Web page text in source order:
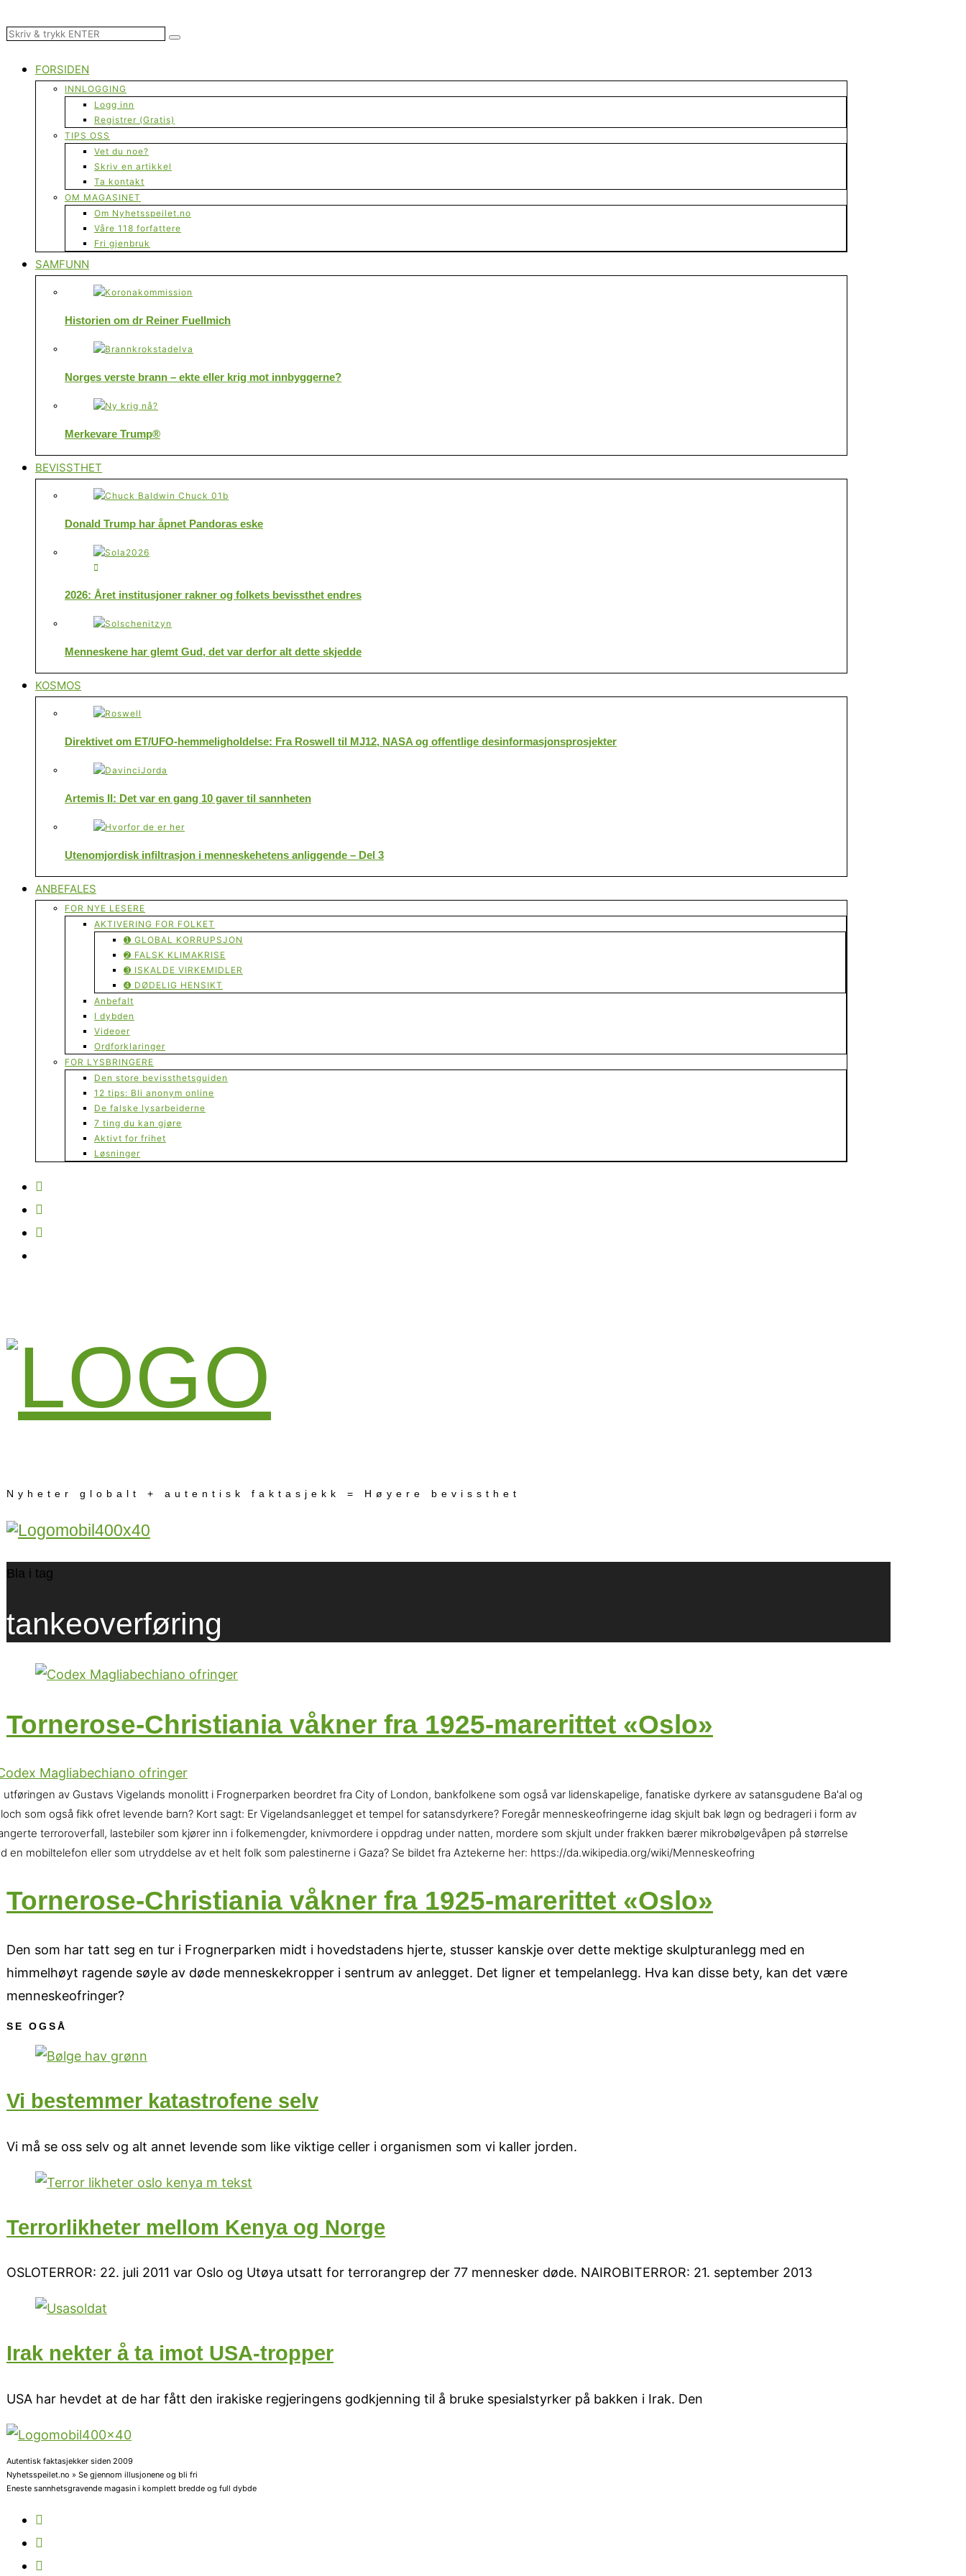
FORSIDEN
INNLOGGING
Logg inn
Registrer (Gratis)
TIPS OSS
Vet du noe?
Skriv en artikkel
Ta kontakt
OM MAGASINET
Om Nyhetsspeilet.no
Våre 118 forfattere
Fri gjenbruk
SAMFUNN
Historien om dr Reiner Fuellmich
Norges verste brann – ekte eller krig mot innbyggerne?
Merkevare Trump®
BEVISSTHET
Donald Trump har åpnet Pandoras eske
2026: Året institusjoner rakner og folkets bevissthet endres
Menneskene har glemt Gud, det var derfor alt dette skjedde
KOSMOS
Direktivet om ET/UFO-hemmeligholdelse: Fra Roswell til MJ12, NASA og offentlige desinformasjonsprosjekter
Artemis II: Det var en gang 10 gaver til sannheten
Utenomjordisk infiltrasjon i menneskehetens anliggende – Del 3
ANBEFALES
FOR NYE LESERE
AKTIVERING FOR FOLKET
➊ GLOBAL KORRUPSJON
➋ FALSK KLIMAKRISE
➌ ISKALDE VIRKEMIDLER
➍ DØDELIG HENSIKT
Anbefalt
I dybden
Videoer
Ordforklaringer
FOR LYSBRINGERE
Den store bevissthetsguiden
12 tips: Bli anonym online
De falske lysarbeiderne
7 ting du kan gjøre
Aktivt for frihet
Løsninger
Nyheter globalt + autentisk faktasjekk = Høyere bevissthet
Bla i tag
tankeoverføring
Tornerose-Christiania våkner fra 1925-marerittet «Oslo»
utføringen av Gustavs Vigelands monolitt i Frognerparken beordret fra City of London, bankfolkene som også var lidenskapelige, fanatiske dyrkere av satansgudene Ba'al og
som også fikk ofret levende barn? Kort sagt: Er Vigelandsanlegget et tempel for satansdyrkere? Foregår menneskeofringerne idag skjult bak løgn og bedrageri i form av
terroroverfall, lastebiler som kjører inn i folkemengder, knivmordere i oppdrag under natten, mordere som skjult under frakken bærer mikrobølgevåpen på størrelse
en mobiltelefon eller som utryddelse av et helt folk som palestinerne i Gaza? Se bildet fra Aztekerne her: https://da.wikipedia.org/wiki/Menneskeofring
Tornerose-Christiania våkner fra 1925-marerittet «Oslo»
Den som har tatt seg en tur i Frognerparken midt i hovedstadens hjerte, stusser kanskje over dette mektige skulpturanlegg med en
himmelhøyt ragende søyle av døde menneskekropper i sentrum av anlegget. Det ligner et tempelanlegg. Hva kan disse bety, kan det være
menneskeofringer?
SE OGSÅ
Vi bestemmer katastrofene selv
Vi må se oss selv og alt annet levende som like viktige celler i organismen som vi kaller jorden.
Terrorlikheter mellom Kenya og Norge
OSLOTERROR: 22. juli 2011 var Oslo og Utøya utsatt for terrorangrep der 77 mennesker døde. NAIROBITERROR: 21. september 2013
Irak nekter å ta imot USA-tropper
USA har hevdet at de har fått den irakiske regjeringens godkjenning til å bruke spesialstyrker på bakken i Irak. Den
Autentisk faktasjekker siden 2009
Nyhetsspeilet.no » Se gjennom illusjonene og bli fri
Eneste sannhetsgravende magasin i komplett bredde og full dybde